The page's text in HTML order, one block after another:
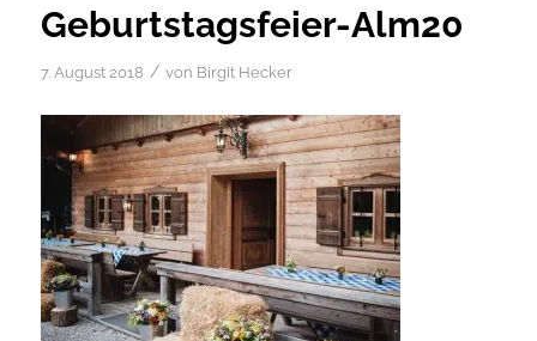
Geburtstagsfeier-Alm20
7. August 2018 / von Birgit Hecker